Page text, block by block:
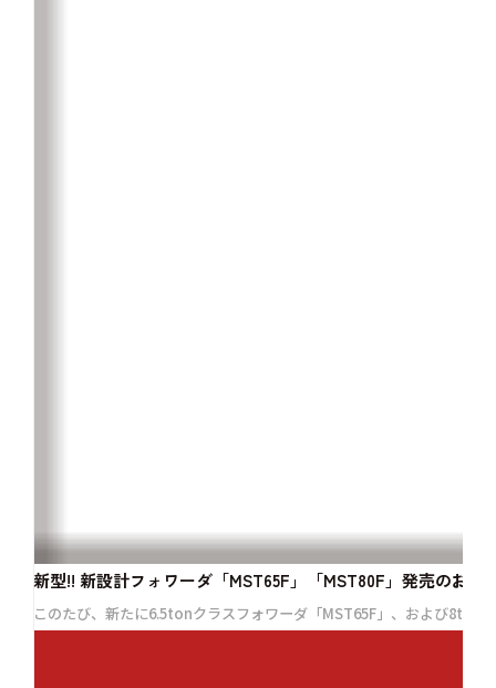
新型!! 新設計フォワーダ「MST65F」「MST80F」発売のお知
このたび、新たに6.5tonクラスフォワーダ「MST65F」、および8ton